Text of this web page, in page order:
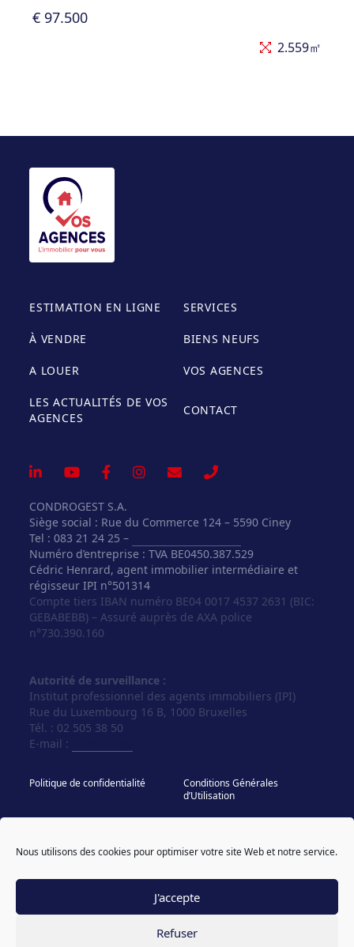
Nous utilisons des cookies pour optimiser votre site Web et notre service.
J'accepte
Refuser
€ 97.500
2.559㎡
ESTIMATION EN LIGNE SERVICES
À VENDRE BIENS NEUFS
A LOUER VOS AGENCES
LES ACTUALITÉS DE VOS
AGENCES
CONTACT
CONDROGEST S.A.
Siège social : Rue du Commerce 124 – 5590 Ciney
Tel : 083 21 24 25 –
Numéro d’entreprise : TVA BE0450.387.529
Cédric Henrard, agent immobilier intermédiaire et
régisseur IPI n°501314
Compte tiers IBAN numéro BE04 0017 4537 2631 (BIC:
GEBABEBB) – Assuré auprès de AXA police
n°730.390.160
Autorité de surveillance :
Institut professionnel des agents immobiliers (IPI)
Rue du Luxembourg 16 B, 1000 Bruxelles
Tél. : 02 505 38 50
E-mail :
Politique de confidentialité
Conditions Générales
d’Utilisation
© Vos Agences 2026
designed & coded by
powered by sweepbright